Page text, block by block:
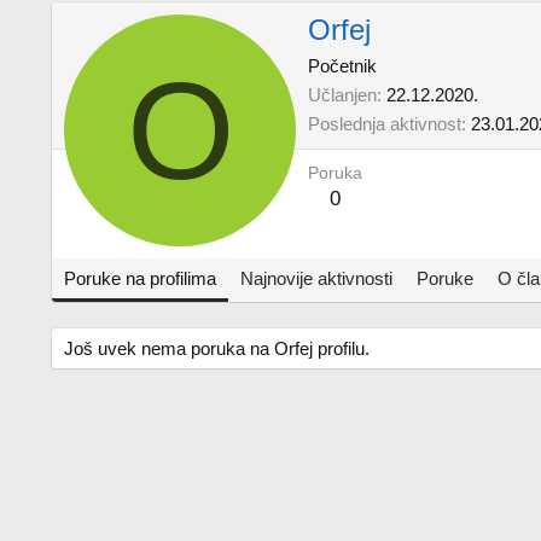
O
Orfej
Početnik
Učlanjen 22.12.2020.
Poslednja aktivnost
Poruka
0
Poruke na profilima Najnovije aktivnosti Poruke O
Još uvek nema poruka na Orfej profilu.